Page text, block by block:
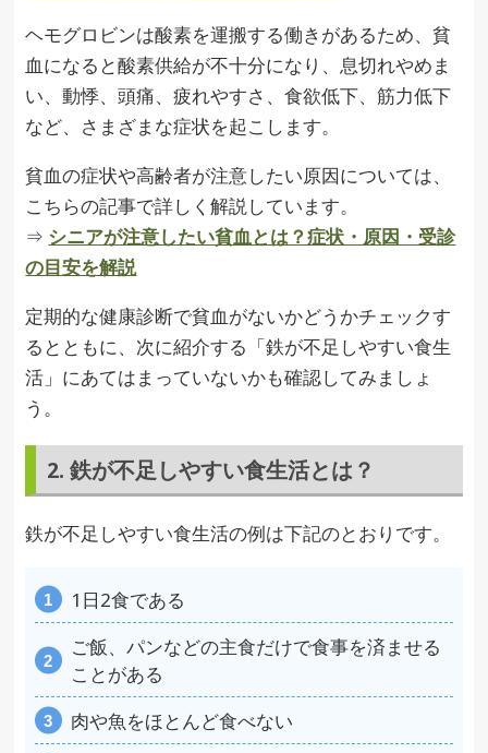
ヘモグロビンは酸素を運搬する働きがあるため、貧
血になると酸素供給が不十分になり、息切れやめま
い、動悸、頭痛、疲れやすさ、食欲低下、筋力低下
など、さまざまな症状を起こします。
貧血の症状や高齢者が注意したい原因については、
こちらの記事で詳しく解説しています。
⇒ シニアが注意したい貧血とは？症状・原因・受診
の目安を解説
定期的な健康診断で貧血がないかどうかチェックす
るとともに、次に紹介する「鉄が不足しやすい食生
活」にあてはまっていないかも確認してみましょ
う。
2. 鉄が不足しやすい食生活とは？
鉄が不足しやすい食生活の例は下記のとおりです。
1日2食である
ご飯、パンなどの主食だけで食事を済ませる
ことがある
肉や魚をほとんど食べない